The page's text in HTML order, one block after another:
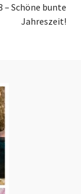
– Schöne bunte
Jahreszeit!